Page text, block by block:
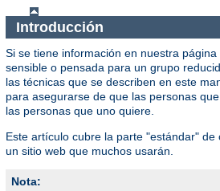
Introducción
Si se tiene información en nuestra
sensible o pensada para un grupo
las técnicas que se describen en este
para asegurarse de que las personas
las personas que uno quiere.
Este artículo cubre la parte "estándar"
un sitio web que muchos usarán.
Nota: